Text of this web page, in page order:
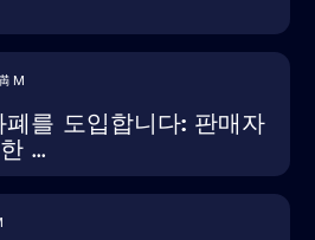
M
를 도입합니다: 판매자
...